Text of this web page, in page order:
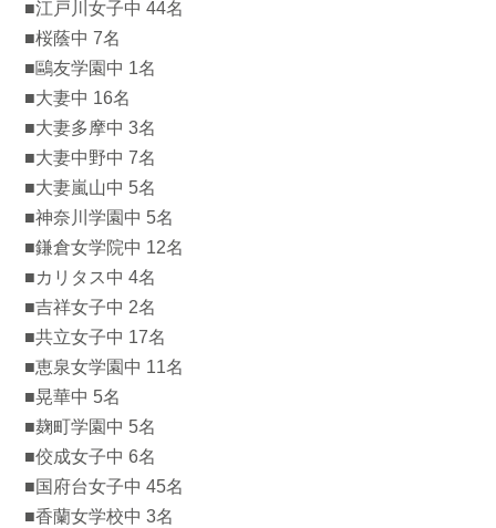
■江戸川女子中 44名
■桜蔭中 7名
■鷗友学園中 1名
■大妻中 16名
■大妻多摩中 3名
■大妻中野中 7名
■大妻嵐山中 5名
■神奈川学園中 5名
■鎌倉女学院中 12名
■カリタス中 4名
■吉祥女子中 2名
■共立女子中 17名
■恵泉女学園中 11名
■晃華中 5名
■麹町学園中 5名
■佼成女子中 6名
■国府台女子中 45名
■香蘭女学校中 3名